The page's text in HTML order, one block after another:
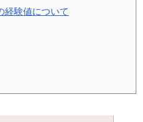
経験値について